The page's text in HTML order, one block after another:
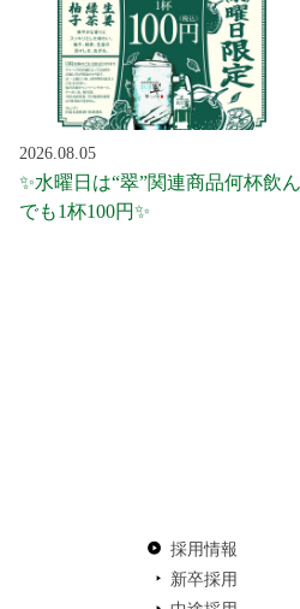
2026.08.05
✨水曜日は“翠”関連商品何杯飲ん
でも1杯100円✨
採用情報
新卒採用